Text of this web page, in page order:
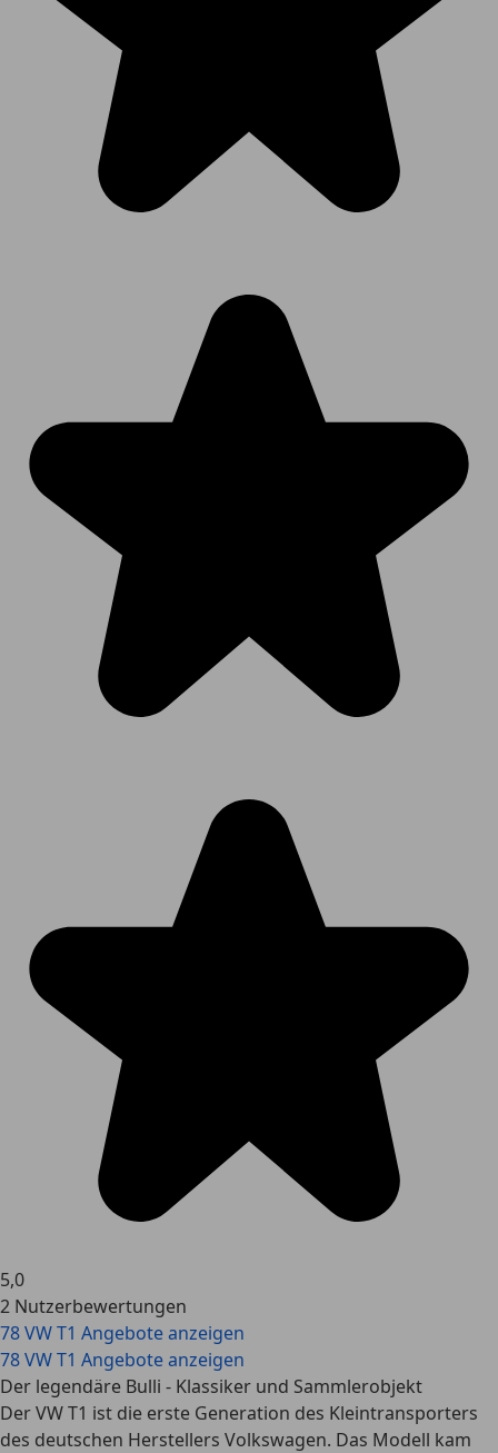
5,0
2 Nutzerbewertungen
78 VW T1 Angebote anzeigen
78 VW T1 Angebote anzeigen
Der legendäre Bulli - Klassiker und Sammlerobjekt
Der VW T1 ist die erste Generation des Kleintransporters
des deutschen Herstellers Volkswagen. Das Modell kam